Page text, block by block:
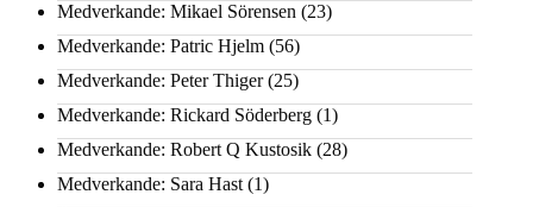
Medverkande: Mikael Sörensen (23)
Medverkande: Patric Hjelm (56)
Medverkande: Peter Thiger(25)
Medverkande: Rickard Söderberg (1)
Medverkande: Robert Q Kustosik (28)
Medverkande: Sara Hast (1)